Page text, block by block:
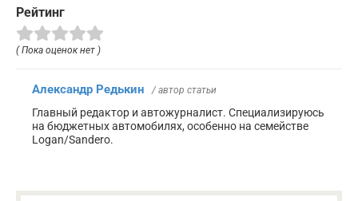
Рейтинг
( Пока оценок нет )
Александр Редькин / автор статьи
Главный редактор и автожурналист. Специализируюсь
на бюджетных автомобилях, особенно на семействе
Logan/Sandero.